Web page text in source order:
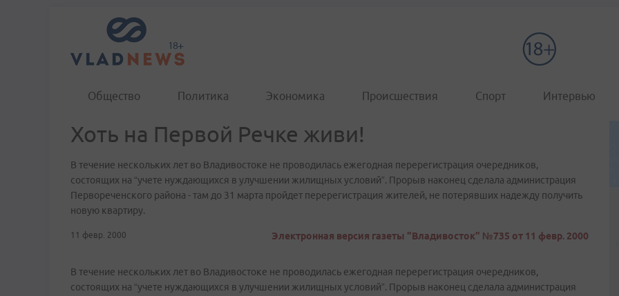
Общество Политика Экономика Происшествия Спорт Интервью
Хоть на Первой Речке живи!
В течение нескольких лет во Владивостоке не проводилась ежегодная перерегистрация очередников,
состоящих на “учете нуждающихся в улучшении жилищных условий”. Прорыв наконец сделала администрация
Первореченского района - там до 31 марта пройдет перерегистрация жителей, не потерявших надежду получить
новую квартиру.
11 февр. 2000 Электронная версия газеты "Владивосток" №735 от 11 февр. 2000
В течение нескольких лет во Владивостоке не проводилась ежегодная перерегистрация очередников,
состоящих на “учете нуждающихся в улучшении жилищных условий”. Прорыв наконец сделала администрация